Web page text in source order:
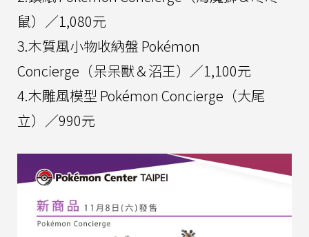
鼠）／1,080元
3.木質風小物收納盤 Pokémon
Concierge（呆呆獸＆沼王）／1,100元
4.木雕風模型 Pokémon Concierge（大尾
立）／990元